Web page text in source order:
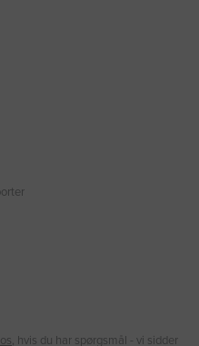
, hvis du har spørgsmål - vi sidder